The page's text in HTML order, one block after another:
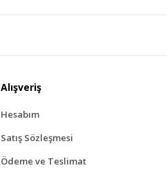
Alışveriş
Hesabım
Satış Sözleşmesi
Ödeme ve Teslimat